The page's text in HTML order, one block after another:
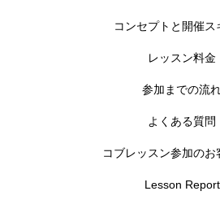
コンセプトと開催ス
レッスン料金
参加までの流
よくある質問
コブレッスン参加のお
Lesson Report